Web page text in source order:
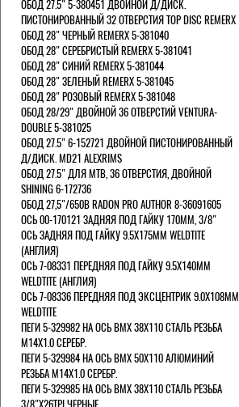
ОБОД 27.5" 5-380451 ДВОЙНОЙ Д/ДИСК.
ПИСТОНИРОВАННЫЙ 32 ОТВЕРСТИЯ TOP DISC REMERX
ОБОД 28" ЧЕРНЫЙ REMERX 5-381040
ОБОД 28" СЕРЕБРИСТЫЙ REMERX 5-381041
ОБОД 28" СИНИЙ REMERX 5-381044
ОБОД 28" ЗЕЛЕНЫЙ REMERX 5-381045
ОБОД 28" РОЗОВЫЙ REMERX 5-381048
ОБОД 28/29" ДВОЙНОЙ 36 ОТВЕРСТИЙ VENTURA-
DOUBLE 5-381025
ОБОД 27.5" 6-152721 ДВОЙНОЙ ПИСТОНИРОВАННЫЙ
Д/ДИСК. MD21 ALEXRIMS
ОБОД 27.5" ДЛЯ MTB, 36 ОТВЕРСТИЯ, ДВОЙНОЙ
SHINING 6-172736
ОБОД 27,5"/650B RADON PRO AUTHOR 8-36091605
ОСЬ 00-170121 ЗАДНЯЯ ПОД ГАЙКУ 170MM, 3/8"
ОСЬ ЗАДНЯЯ ПОД ГАЙКУ 9.5Х175ММ WELDTITE
(АНГЛИЯ)
ОСЬ 7-08331 ПЕРЕДНЯЯ ПОД ГАЙКУ 9.5Х140ММ
WELDTITE (АНГЛИЯ)
ОСЬ 7-08336 ПЕРЕДНЯЯ ПОД ЭКСЦЕНТРИК 9.0Х108ММ
WELDTITE
ПЕГИ 5-329982 НА ОСЬ BMX 38Х110 СТАЛЬ РЕЗЬБА
М14Х1.0 СЕРЕБР.
ПЕГИ 5-329984 НА ОСЬ BMX 50Х110 АЛЮМИНИЙ
РЕЗЬБА М14Х1.0 СЕРЕБР.
ПЕГИ 5-329985 НА ОСЬ BMX 38Х110 СТАЛЬ РЕЗЬБА
3/8"Х26TPI ЧЕРНЫЕ